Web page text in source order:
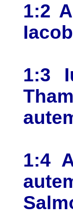
1:2
1:3
1:4